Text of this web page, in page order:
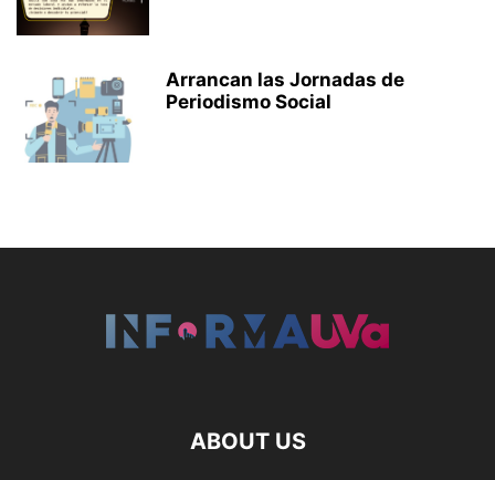
Arrancan las Jornadas de
Periodismo Social
ABOUT US